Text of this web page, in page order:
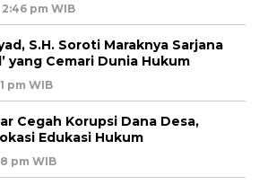
pm WIB
S.H. Soroti Maraknya Sarjana
yang Cemari Dunia Hukum
pm WIB
Cegah Korupsi Dana Desa,
Edukasi Hukum
pm WIB